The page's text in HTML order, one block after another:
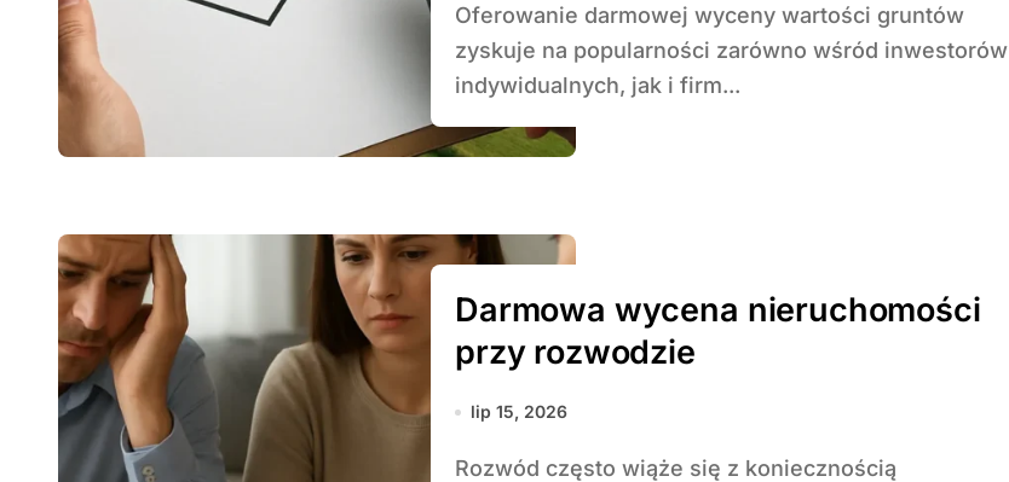
Oferowanie darmowej wyceny wartości gruntów
zyskuje na popularności zarówno wśród inwestorów
indywidualnych, jak i firm...
Darmowa wycena nieruchomości
przy rozwodzie
lip 15, 2026
Rozwód często wiąże się z koniecznością